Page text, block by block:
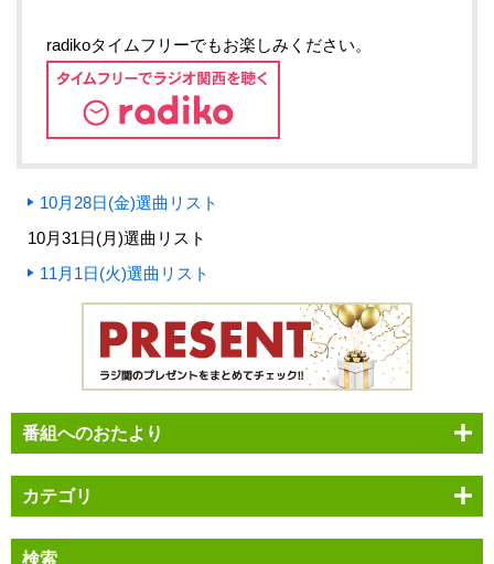
radikoタイムフリーでもお楽しみください。
10月28日(金)選曲リスト
10月31日(月)選曲リスト
11月1日(火)選曲リスト
番組へのおたより
カテゴリ
検索